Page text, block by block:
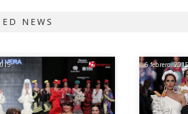
NEWS
6 febrero, 2015